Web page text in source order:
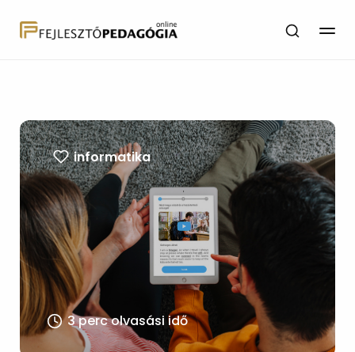
informatika
3 perc olvasási idő